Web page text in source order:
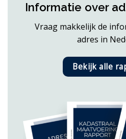
Informatie over
Vraag makkelijk de
adres in
Bekijk alle